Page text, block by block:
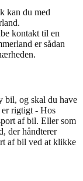
kan du med
kontakt til en
er sådan
bil, og skal du have
er rigtigt - Hos
af bil. Eller som
der håndterer
af bil ved at klikke